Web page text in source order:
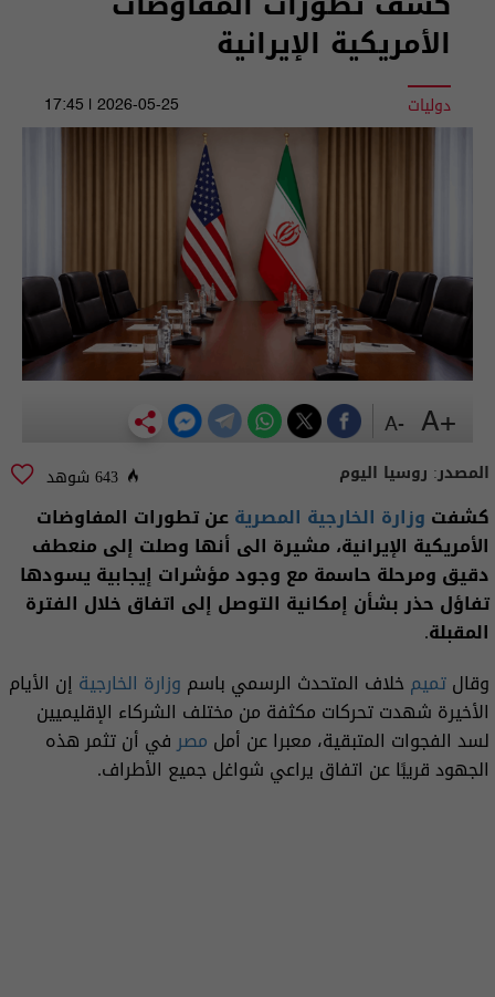
الأمريكية الإيرانية
دوليات 2026-05-25 | 17:45
المصدر: روسيا اليوم 643 شوهد
كشفت وزارة الخارجية المصريةعن تطورات المفاوضات
الأمريكية الإيرانية، مشيرة الى أنها وصلت إلى منعطف
دقيق ومرحلة حاسمة مع وجود مؤشرات إيجابية يسودها
تفاؤل حذر بشأن إمكانية التوصل إلى اتفاق خلال الفترة
المقبلة.
وقالتميمخلاف المتحدث الرسمي باسم وزارة الخارجية إن الأيام
الأخيرة شهدت تحركات مكثفة من مختلف الشركاء الإقليميين
لسد الفجوات المتبقية، معبرا عن أمل مصرفي أن تثمر هذه
الجهود قريبًا عن اتفاق يراعي شواغل جميع الأطراف.
+A
-A